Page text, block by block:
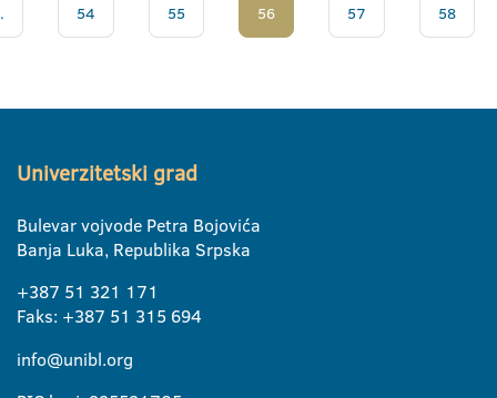
54 55 56 57 58
Univerzitetski grad
Bulevar vojvode Petra Bojovića
Banja Luka, Republika Srpska
+387 51 321 171
Faks: +387 51 315 694
info@unibl.org